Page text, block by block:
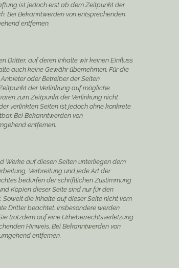
ist jedoch erst ab dem Zeitpunkt der
Bei Bekanntwerden von entsprechenden
entfernen.
Dritter, auf deren Inhalte wir keinen Einfluss
auch keine Gewähr übernehmen. Für die
oder Betreiber der Seiten
der Verlinkung auf mögliche
zum Zeitpunkt der Verlinkung nicht
verlinkten Seiten ist jedoch ohne konkrete
Bei Bekanntwerden von
entfernen.
Werke auf diesen Seiten unterliegen dem
Verbreitung und jede Art der
bedürfen der schriftlichen Zustimmung
Kopien dieser Seite sind nur für den
die Inhalte auf dieser Seite nicht vom
Dritter beachtet. Insbesondere werden
trotzdem auf eine Urheberrechtsverletzung
Hinweis. Bei Bekanntwerden von
entfernen.